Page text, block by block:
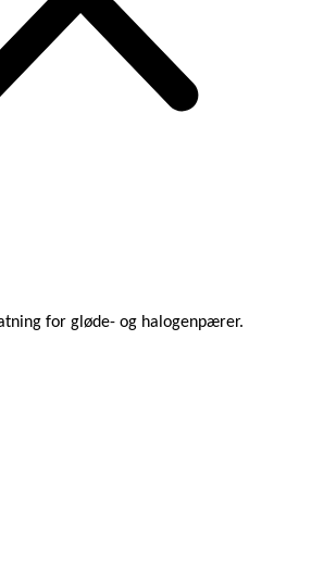
for gløde- og halogenpærer.